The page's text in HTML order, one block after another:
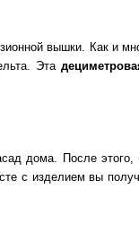
вышки. Как и
Эта
дома. После этого,
с изделием вы